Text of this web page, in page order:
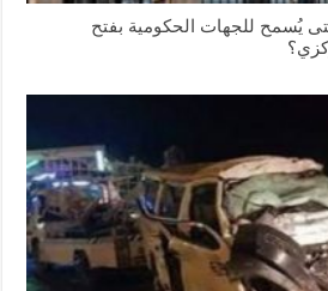
يُسمح للجهات الحكومية بفتح